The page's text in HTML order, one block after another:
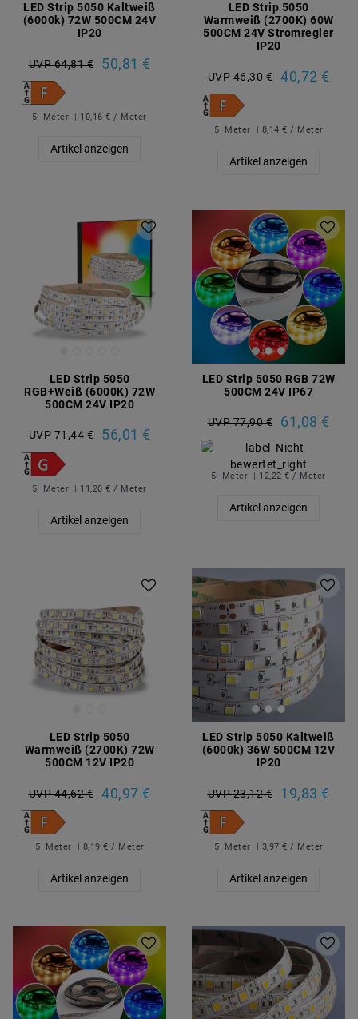
LED Strip 5050 Kaltweiß
(6000k) 72W 500CM 24V
IP20
UVP 64,81 € 50,81 €
5 Meter | 10,16 € / Meter
Artikel anzeigen
LED Strip 5050
Warmweiß (2700K) 60W
500CM 24V Stromregler
IP20
UVP 46,30 € 40,72 €
5 Meter | 8,14 € / Meter
Artikel anzeigen
LED Strip 5050
RGB+Weiß (6000K) 72W
500CM 24V IP20
UVP 71,44 € 56,01 €
5 Meter | 11,20 € / Meter
Artikel anzeigen
LED Strip 5050 RGB 72W
500CM 24V IP67
UVP 77,90 € 61,08 €
5 Meter | 12,22 € / Meter
Artikel anzeigen
LED Strip 5050
Warmweiß (2700K) 72W
500CM 12V IP20
UVP 44,62 € 40,97 €
5 Meter | 8,19 € / Meter
Artikel anzeigen
LED Strip 5050 Kaltweiß
(6000k) 36W 500CM 12V
IP20
UVP 23,12 € 19,83 €
5 Meter | 3,97 € / Meter
Artikel anzeigen